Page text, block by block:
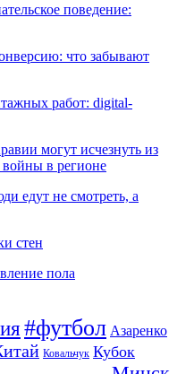
поведение:
что забывают
работ: digital-
могут исчезнуть из
в регионе
едут не смотреть, а
стен
пола
#футбол Азаренко
Ковальчук Кубок